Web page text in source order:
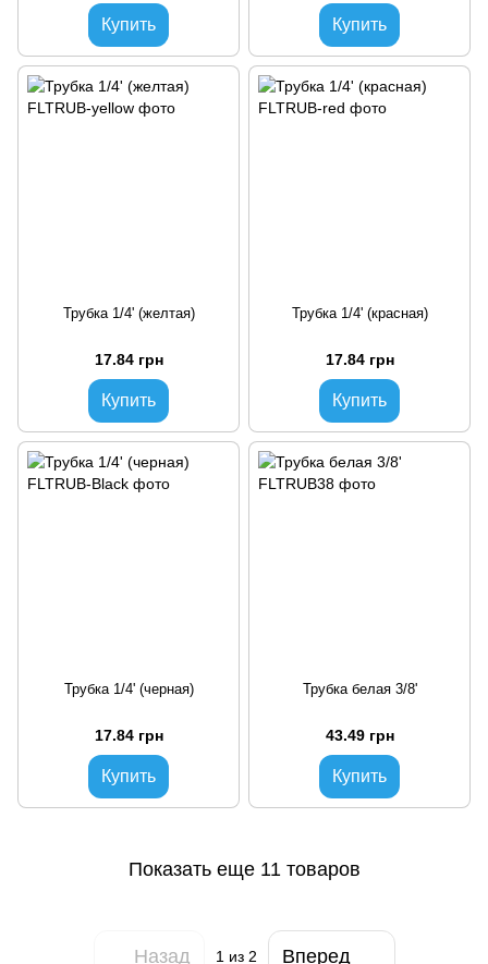
Купить Купить
Трубка 1/4' (желтая)
17.84 грн
Купить
Трубка 1/4' (красная)
17.84 грн
Купить
Трубка 1/4' (черная)
17.84 грн
Купить
Трубка белая 3/8'
43.49 грн
Купить
Показать еще 11 товаров
Назад 1из 2 Вперед